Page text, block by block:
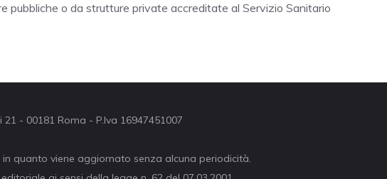
pubbliche o da strutture private accreditate al Servizio Sanitario
- 00181 Roma - P.Iva 16947451007
quanto viene aggiornato senza alcuna periodicità.